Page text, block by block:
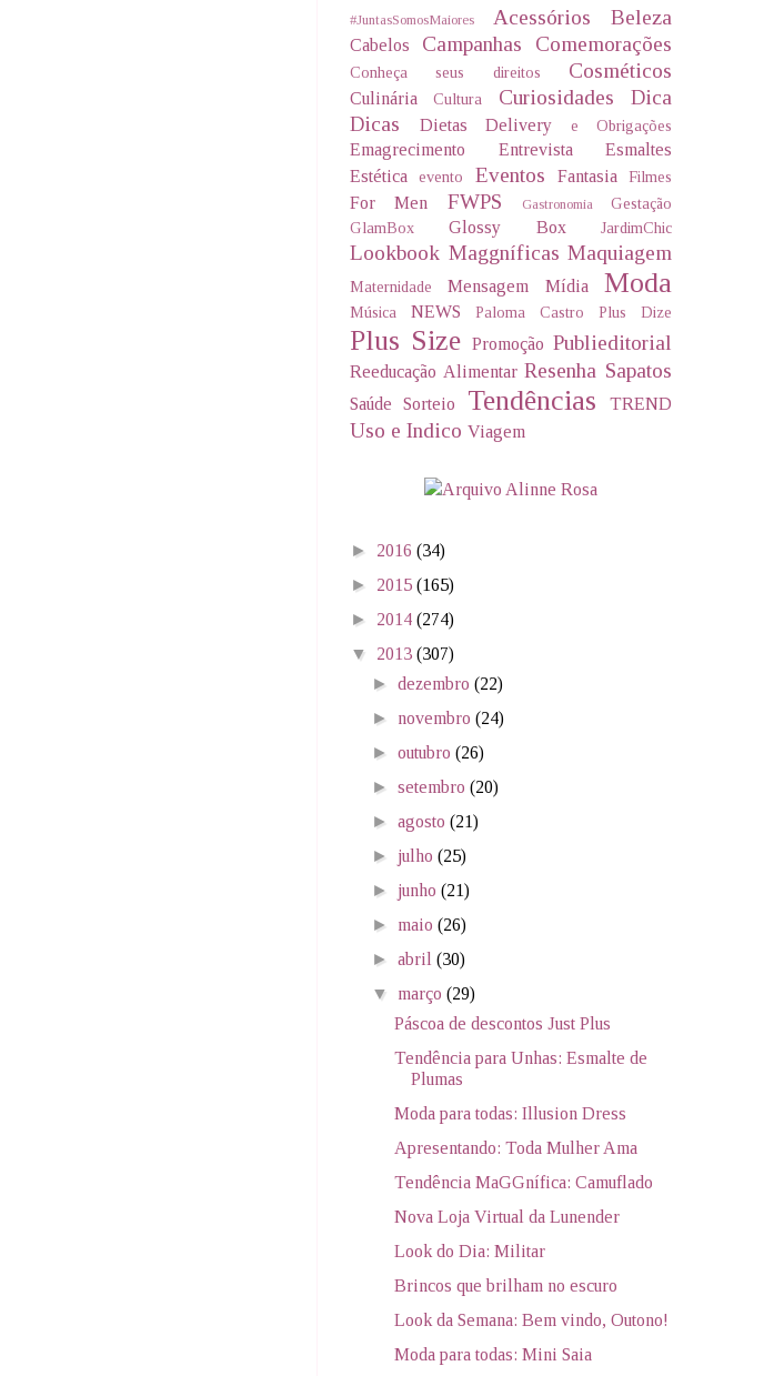
#JuntasSomosMaiores Acessórios Beleza
Cabelos Campanhas Comemorações
Conheça seus direitos Cosméticos
Culinária Cultura Curiosidades
Dica
Dicas
Dietas Delivery e Obrigações
Emagrecimento Entrevista
Esmaltes
Estética
evento Eventos Fantasia Filmes
For Men FWPS Gastronomia
Gestação
GlamBox
Glossy Box JardimChic
Lookbook Maggníficas Maquiagem
Maternidade Mensagem Mídia Moda
Música NEWS Paloma Castro Plus Dize
Plus Size Promoção Publieditorial
Reeducação Alimentar Resenha Sapatos
Saúde Sorteio Tendências TREND
Uso e Indico Viagem
► 2016 (34)
► 2015 (165)
► 2014 (274)
▼ 2013 (307)
►dezembro(22)
► novembro(24)
►outubro(26)
►setembro(20)
►agosto(21)
► julho(25)
► junho(21)
► maio(26)
►abril(30)
▼ março(29)
Páscoa de descontos Just Plus
Tendência para Unhas: Esmalte de
Plumas
Moda para todas: Illusion Dress
Apresentando: Toda Mulher Ama
Tendência MaGGnífica: Camuflado
Nova Loja Virtual da Lunender
Look do Dia: Militar
Brincos que brilham no escuro
Look da Semana: Bem vindo, Outono!
Moda para todas: Mini Saia